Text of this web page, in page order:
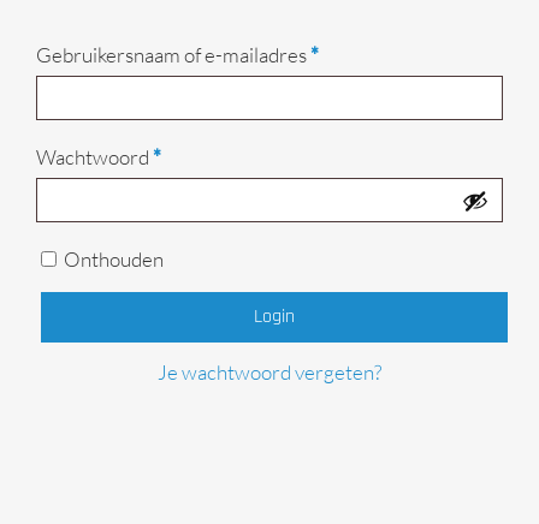
Gebruikersnaam of e-mailadres*Vereist
Wachtwoord *Vereist
Onthouden
Login
Je wachtwoord vergeten?